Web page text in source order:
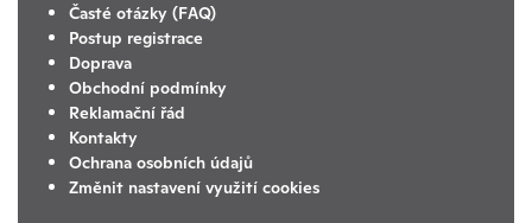
Časté otázky (FAQ)
Postup registrace
Doprava
Obchodní podmínky
Reklamační řád
Kontakty
Ochrana osobních údajů
Změnit nastavení využití cookies